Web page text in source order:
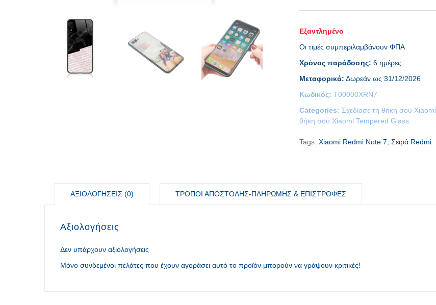
Εξαντλημένο
Οι τιμές συμπεριλαμβάνουν ΦΠΑ
Χρόνος παράδοσης: 6 ημέρες
Μεταφορικά: Δωρεάν ως 31/12/2026
Κωδικός: T00000XRN7
Categories: Σχεδίασε τη θήκη σου Xiaomi
θήκη σου Xiaomi Tempered Glass
Tags: Xiaomi Redmi Note 7 Σειρά Redmi
ΑΞΙΟΛΟΓΉΣΕΙΣ (0)
Αξιολογήσεις
Δεν υπάρχουν αξιολογήσεις
Μόνο συνδεμένοι πελάτες που έχουν αγοράσει αυτό το προϊόν μπορούν να γράψουν κριτικές!
ΤΡΟΠΟΙ ΑΠΟΣΤΟΛΗΣ-ΠΛΗΡΩΜΗΣ & ΕΠΙΣΤΡΟΦΕΣ